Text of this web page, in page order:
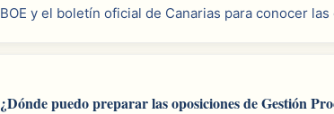
BOE y el boletín oficial de Canarias para conocer
¿Dónde puedo preparar las oposiciones de Gestión